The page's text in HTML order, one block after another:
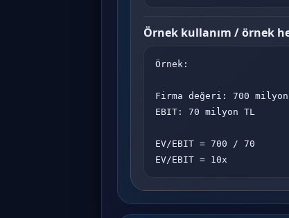
Örnek kullanım / örnek
Örnek:
Firma değeri: 700
EBIT: 70 milyon TL
EV/EBIT = 700 / 70
EV/EBIT = 10x